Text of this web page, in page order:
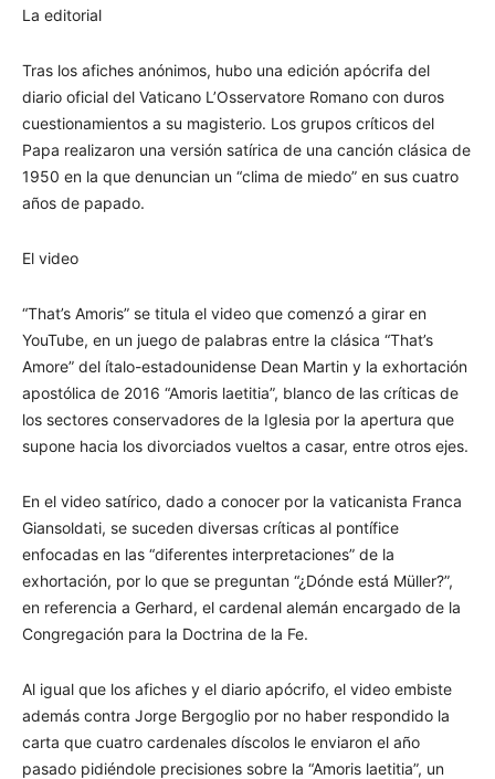
La editorial
Tras los afiches anónimos, hubo una edición apócrifa del
diario oficial del Vaticano L’Osservatore Romano con duros
cuestionamientos a su magisterio. Los grupos críticos del
Papa realizaron una versión satírica de una canción clásica de
1950 en la que denuncian un “clima de miedo” en sus cuatro
años de papado.
El video
“That’s Amoris” se titula el video que comenzó a girar en
YouTube, en un juego de palabras entre la clásica “That’s
Amore” del ítalo-estadounidense Dean Martin y la exhortación
apostólica de 2016 “Amoris laetitia”, blanco de las críticas de
los sectores conservadores de la Iglesia por la apertura que
supone hacia los divorciados vueltos a casar, entre otros ejes.
En el video satírico, dado a conocer por la vaticanista Franca
Giansoldati, se suceden diversas críticas al pontífice
enfocadas en las “diferentes interpretaciones” de la
exhortación, por lo que se preguntan “¿Dónde está Müller?”,
en referencia a Gerhard, el cardenal alemán encargado de la
Congregación para la Doctrina de la Fe.
Al igual que los afiches y el diario apócrifo, el video embiste
además contra Jorge Bergoglio por no haber respondido la
carta que cuatro cardenales díscolos le enviaron el año
pasado pidiéndole precisiones sobre la “Amoris laetitia”, un